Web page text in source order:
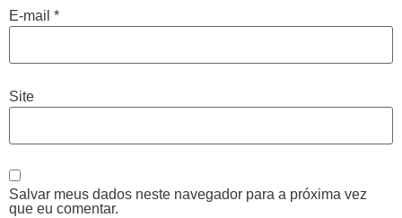
E-mail *
Site
Salvar meus dados neste navegador para a próxima vez
que eu comentar.